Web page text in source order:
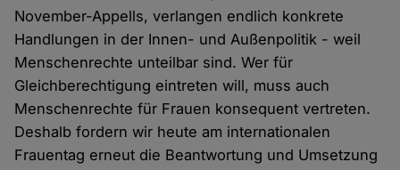
November-Appells, verlangen endlich konkrete
Handlungen in der Innen- und Außenpolitik - weil
Menschenrechte unteilbar sind. Wer für
Gleichberechtigung eintreten will, muss auch
Menschenrechte für Frauen konsequent vertreten.
Deshalb fordern wir heute am internationalen
Frauentag erneut die Beantwortung und Umsetzung